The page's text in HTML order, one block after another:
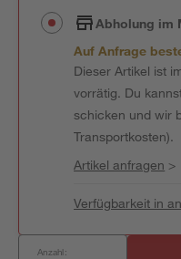
Abholung im
Auf Anfrage
Dieser Artikel ist
vorrätig. Du
schicken und wir
Transportkosten).
Artikel anfragen >
Verfügbarkeit in
Anzahl: